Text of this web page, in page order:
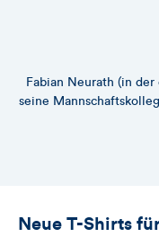
Fabian Neurath (in
seine
Neue T-Shirts